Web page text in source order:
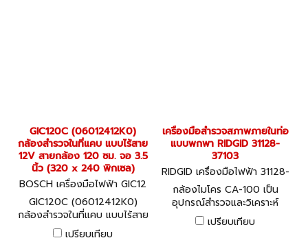
GIC120C (06012412K0)
กล้องสำรวจในที่แคบ แบบไร้สาย
12V สายกล้อง 120 ซม. จอ 3.5
นิ้ว (320 x 240 พิกเซล)
BOSCH เครื่องมือไฟฟ้า GIC12
0C (06012412K0)
GIC120C (06012412K0)
กล้องสำรวจในที่แคบ แบบไร้สาย
12V สายกล้อง 120 ซม. จอ 3.5
นิ้ว (320 x 240 พิกเซล)
เปรียบเทียบ
เครื่องมือสำรวจสภาพภายในท่อ
แบบพกพา RIDGID 31128-
37103
RIDGID เครื่องมือไฟฟ้า 31128-
37103
กล้องไมโคร CA-100 เป็น
อุปกรณ์สำรวจและวิเคราะห์
ภายในบริเวณที่เข้าถึงยากได้
อย่างสะดวกสบาย
เปรียบเทียบ